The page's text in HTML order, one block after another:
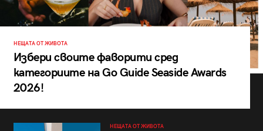
НЕЩАТА ОТ ЖИВОТА
Избери своите фаворити сред
категориите на Go Guide Seaside Awards
2026!
НЕЩАТА ОТ ЖИВОТА